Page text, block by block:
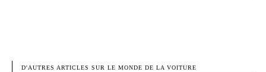
D'AUTRES ARTICLES SUR LE MONDE DE LA VOITURE